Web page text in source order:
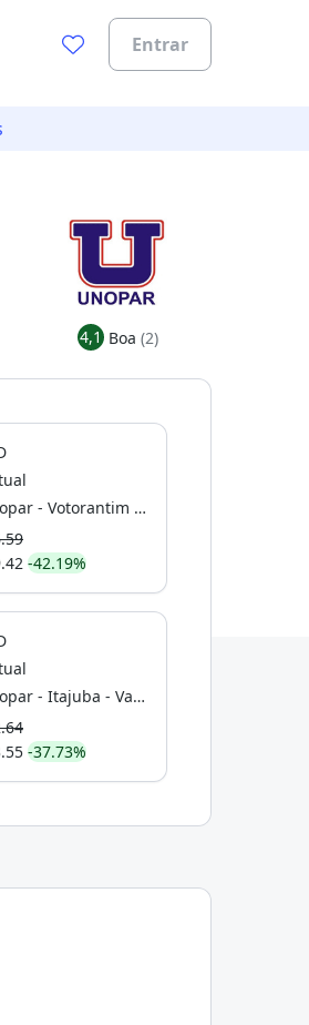
Entrar
4,1 Boa (2)
Votorantim - Vila Dominguinhos (Centro)
-42.19%
- Itajuba - Varginha
-37.73%